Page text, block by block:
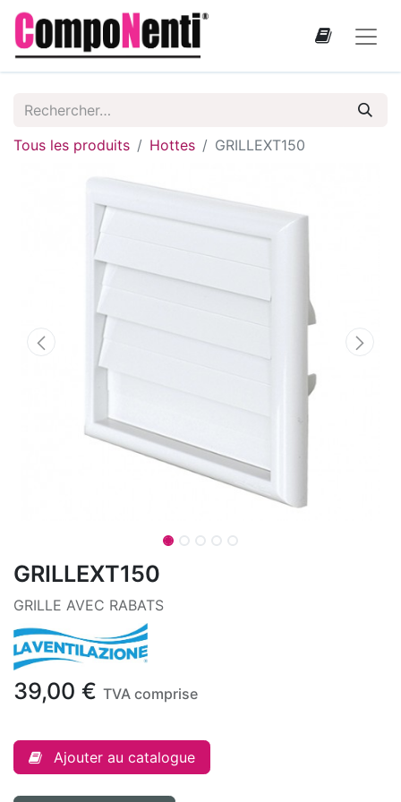
Tous les produits Hottes GRILLEXT150
GRILLEXT150
GRILLE AVEC RABATS
39,00 € TVA comprise
Ajouter au catalogue